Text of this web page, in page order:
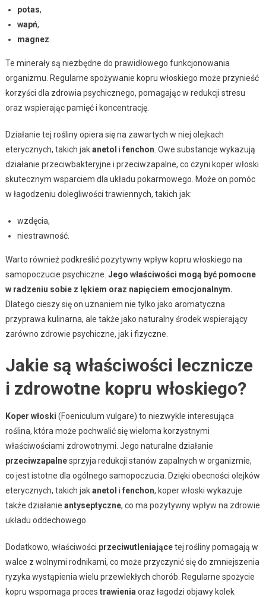
potas,
wapń,
magnez
Te minerały są niezbędne do prawidłowego funkcjonowania
organizmu. Regularne spożywanie kopru włoskiego może przynieść
korzyści dla zdrowia psychicznego, pomagając w redukcji stresu
oraz wspierając pamięć i koncentrację.
Działanie tej rośliny opiera się na zawartych w niej olejkach
eterycznych, takich jakanetol i fenchon . Owe substancje wykazują
działanie przeciwbakteryjne i przeciwzapalne, co czyni koper włoski
skutecznym wsparciem dla układu pokarmowego. Może on pomóc
w łagodzeniu dolegliwości trawiennych, takich jak:
wzdęcia,
niestrawność.
Warto również podkreślić pozytywny wpływ kopru włoskiego na
samopoczucie psychiczne. Jego właściwości mogą być pomocne
w radzeniu sobie z lękiem oraz napięciem emocjonalnym.
Dlatego cieszy się on uznaniem nie tylko jako aromatyczna
przyprawa kulinarna, ale także jako naturalny środek wspierający
zarówno zdrowie psychiczne, jak i fizyczne.
Jakie są właściwości lecznicze
i zdrowotne kopru włoskiego?
Koper włoski (Foeniculum vulgare) to niezwykle interesująca
roślina, która może pochwalić się wieloma korzystnymi
właściwościami zdrowotnymi. Jego naturalne działanie
przeciwzapalnesprzyja redukcji stanów zapalnych w organizmie,
co jest istotne dla ogólnego samopoczucia. Dzięki obecności olejków
eterycznych, takich jakanetol i fenchon, koper włoski wykazuje
także działanie antyseptyczne, co ma pozytywny wpływ na zdrowie
układu oddechowego.
Dodatkowo, właściwości przeciwutleniającetej rośliny pomagają w
walce z wolnymi rodnikami, co może przyczynić się do zmniejszenia
ryzyka wystąpienia wielu przewlekłych chorób. Regularne spożycie
kopru wspomaga proces trawienia oraz łagodzi objawy kolek